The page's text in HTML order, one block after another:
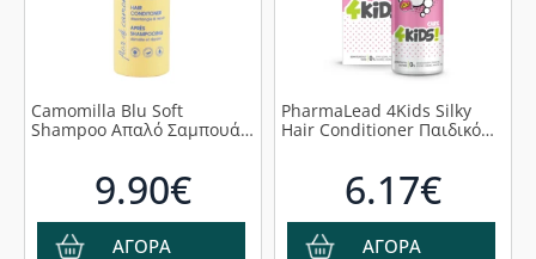
Camomilla Blu Soft
Shampoo Απαλό Σαμπουάν,
9.90€
ΑΓΟΡΑ
PharmaLead 4Kids Silky
Hair Conditioner Παιδικό
6.17€
ΑΓΟΡΑ